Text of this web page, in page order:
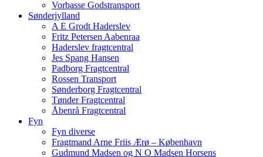
Vorbasse Godstransport
Sønderjylland
A E Grodt Haderslev
Fritz Petersen Aabenraa
Haderslev fragtcentral
Jes Spang Hansen
Padborg Fragtcentral
Rossen Transport
Sønderborg Fragtcentral
Tønder Fragtcentral
Åbenrå Fragtcentral
Fyn
Fyn diverse
Fragtmand Arne Friis Ærø – København
Gudmund Madsen og N O Madsen Horsens